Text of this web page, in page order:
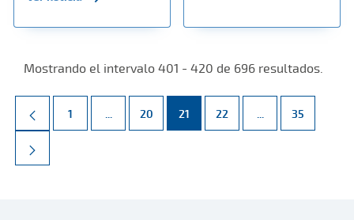
Mostrando el intervalo 401 - 420 de 696 resultados.
Página
1 ... Páginas intermedias Use TAB para desplazarse.
Página
20 Página
21 Página
22 ... Páginas
Página
35